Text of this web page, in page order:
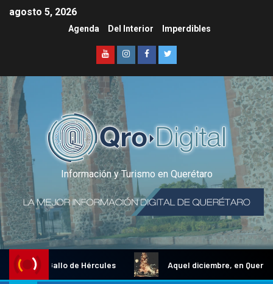
agosto 5, 2026
Agenda Del Interior Imperdibles
Información y Turismo en Querétaro
Gallo de Hércules Aquel diciembre, en Querétaro